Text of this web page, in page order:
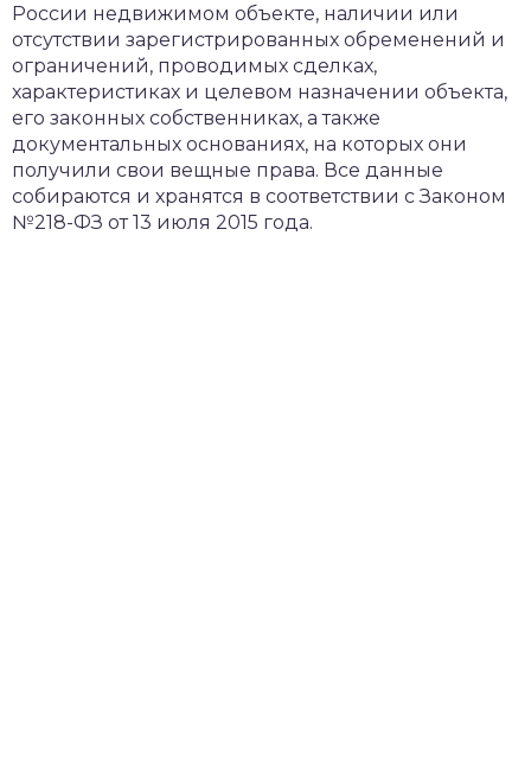
России недвижимом объекте, наличии или
отсутствии зарегистрированных обременений и
ограничений, проводимых сделках,
характеристиках и целевом назначении объекта,
его законных собственниках, а также
документальных основаниях, на которых они
получили свои вещные права. Все данные
собираются и хранятся в соответствии с Законом
№218-ФЗ от 13 июля 2015 года.